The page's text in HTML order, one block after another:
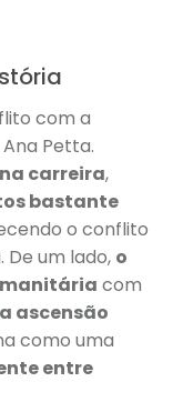
com a
Petta.
carreira,
bastante
o conflito
um lado, o
com
ascensão
como uma
entre